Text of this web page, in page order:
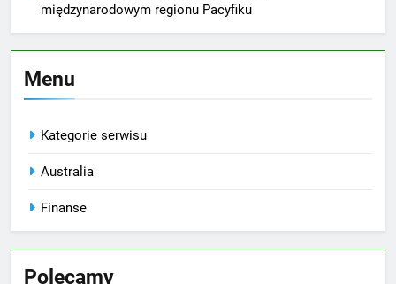
międzynarodowym regionu Pacyfiku
Menu
Kategorie serwisu
Australia
Finanse
Polecamy